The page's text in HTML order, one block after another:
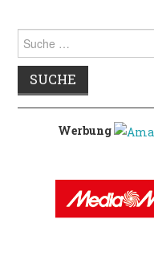
Suche
nach:
Werbung